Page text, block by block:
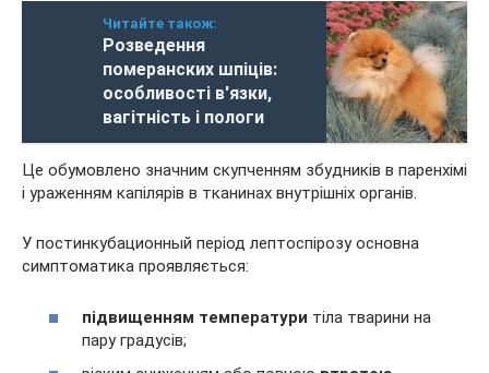
Читайте також:
Розведення
померанских шпіців:
особливості в'язки,
вагітність і пологи
Це обумовлено значним скупченням збудників в паренхімі
і ураженням капілярів в тканинах внутрішніх органів.
У постинкубационный період лептоспірозу основна
симптоматика проявляється:
підвищенням температури тіла тварини на
пару градусів;